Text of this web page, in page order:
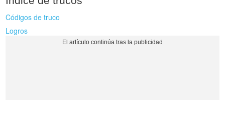
Códigos de truco
Logros